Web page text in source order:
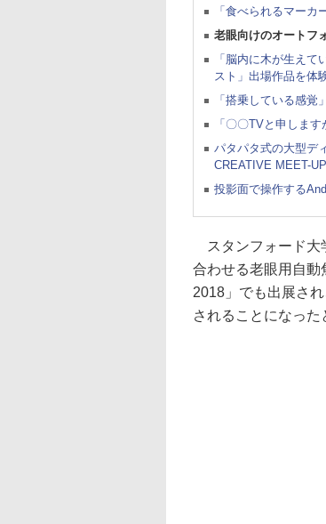
「食べられるマーカ
老眼向けのオートフ
「脳内に木が生え
スト」出場作品を体
「搭乗している感
「〇〇TVと申しま
パタパタ式の大型デ
CREATIVE MEET-UP
投影面で操作する
スタンフォード大
合わせる老眼用自動
2018」でも出展さ
されることになった